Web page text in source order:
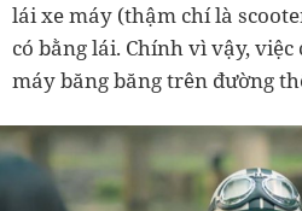
lái xe máy (thậm chí là
có bằng lái. Chính vì vậy,
máy băng băng trên đường